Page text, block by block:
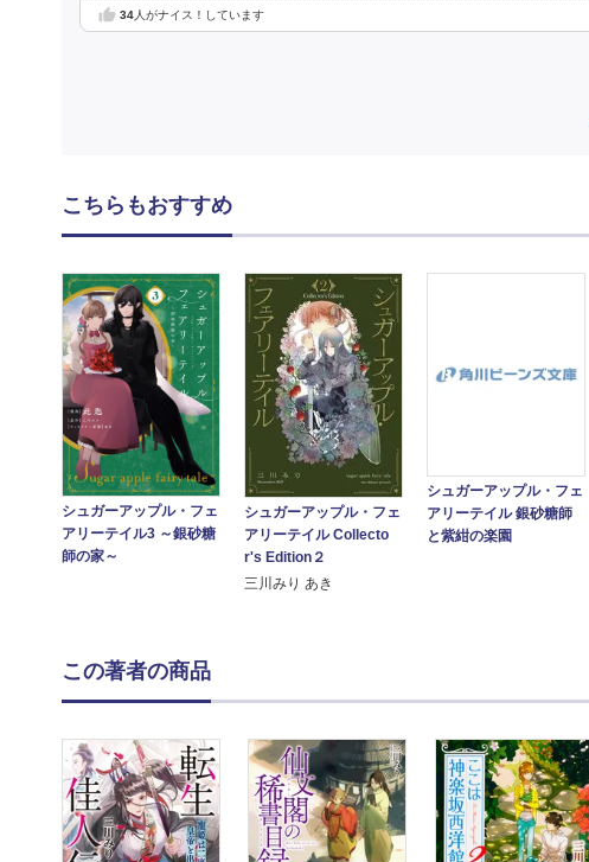
34人がナイス！しています
こちらもおすすめ
シュガーアップル・フェ
アリーテイル3 ～銀砂糖
師の家～
シュガーアップル・フェ
アリーテイル Collecto
r's Edition２
三川みり あき
シュガーアップル・フェ
アリーテイル 銀砂糖師
と紫紺の楽園
この著者の商品